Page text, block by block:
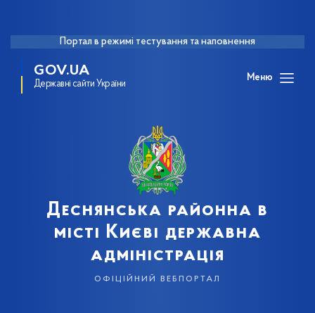
Портал в режимі тестування та наповнення
GOV.UA
Державні сайти України
Меню
Деснянська районна в
місті Києві державна
адміністрація
офіційний вебпортал